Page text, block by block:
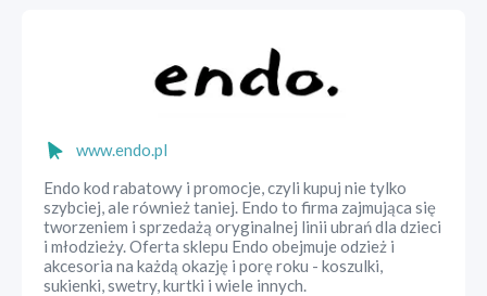
www.endo.pl
Endo kod rabatowy i promocje, czyli kupuj nie tylko
szybciej, ale również taniej. Endo to firma zajmująca się
tworzeniem i sprzedażą oryginalnej linii ubrań dla dzieci
i młodzieży. Oferta sklepu Endo obejmuje odzież i
akcesoria na każdą okazję i porę roku - koszulki,
sukienki, swetry, kurtki i wiele innych.